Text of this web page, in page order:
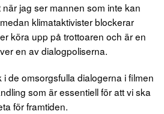
jag ser mannen som inte kan
klimataktivister blockerar
köra upp på trottoaren och är en
en av dialogpoliserna.
de omsorgsfulla dialogerna i filmen
som är essentiell för att vi ska
för framtiden.